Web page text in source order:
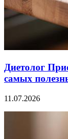
Диетолог
самых
11.07.2026